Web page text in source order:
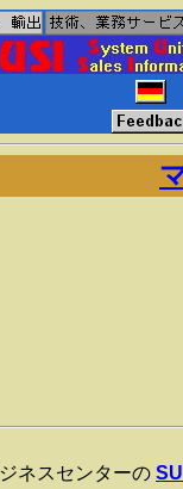
ネスセンターの